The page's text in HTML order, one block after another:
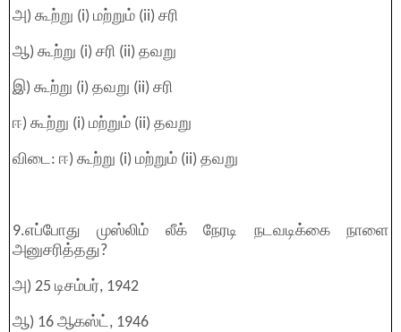
அ) கூற்று (i) மற்றும் (ii) சரி
ஆ) கூற்று (i) சரி (ii) தவறு
இ) கூற்று (i) தவறு (ii) சரி
ஈ) கூற்று (i) மற்றும் (ii) தவறு
விடை: ஈ) கூற்று (i) மற்றும் (ii) தவறு
9.எப்போது முஸ்லிம் லீக் நேரடி நடவடிக்கை நாளை
அனுசரித்தது?
அ) 25 டிசம்பர், 1942
ஆ) 16 ஆகஸ்ட், 1946